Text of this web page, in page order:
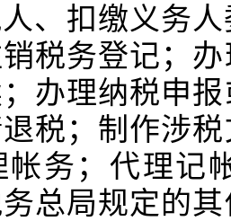
、扣缴义务
税务登记；
办理纳税申
税；制作涉
帐务；代理记
总局规定的